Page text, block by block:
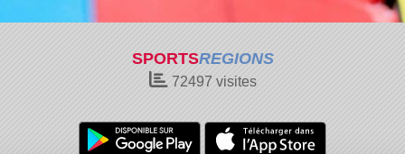
SPORTSREGIONS
72497 visites